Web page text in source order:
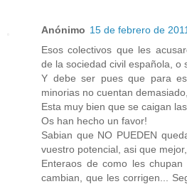
Anónimo 15 de febrero de
Esos colectivos que les
de la sociedad civil española, o
Y debe ser pues que para
minorias no cuentan
Esta muy bien que se caigan
Os han hecho un favor!
Sabian que NO PUEDEN
vuestro potencial, asi que
Enteraos de como les
cambian, que les corrigen...